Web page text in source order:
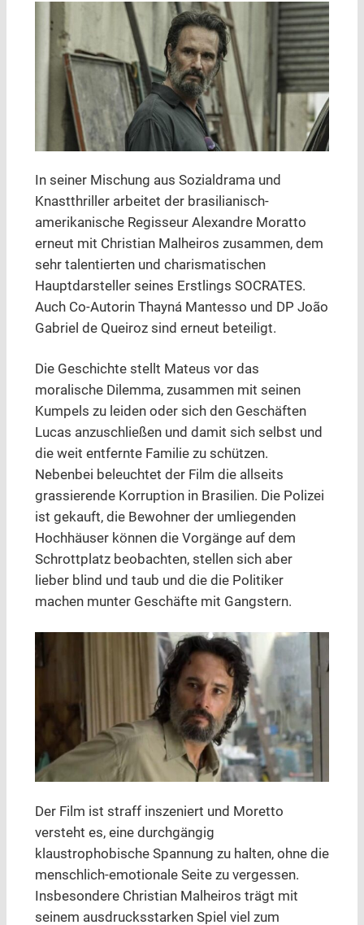
In seiner Mischung aus Sozialdrama und
Knastthriller arbeitet der brasilianisch-
amerikanische Regisseur Alexandre Moratto
erneut mit Christian Malheiros zusammen, dem
sehr talentierten und charismatischen
Hauptdarsteller seines Erstlings SOCRATES.
Auch Co-Autorin Thayná Mantesso und DP João
Gabriel de Queiroz sind erneut beteiligt.
Die Geschichte stellt Mateus vor das
moralische Dilemma, zusammen mit seinen
Kumpels zu leiden oder sich den Geschäften
Lucas anzuschließen und damit sich selbst und
die weit entfernte Familie zu schützen.
Nebenbei beleuchtet der Film die allseits
grassierende Korruption in Brasilien. Die Polizei
ist gekauft, die Bewohner der umliegenden
Hochhäuser können die Vorgänge auf dem
Schrottplatz beobachten, stellen sich aber
lieber blind und taub und die die Politiker
machen munter Geschäfte mit Gangstern.
Der Film ist straff inszeniert und Moretto
versteht es, eine durchgängig
klaustrophobische Spannung zu halten, ohne die
menschlich-emotionale Seite zu vergessen.
Insbesondere Christian Malheiros trägt mit
seinem ausdrucksstarken Spiel viel zum